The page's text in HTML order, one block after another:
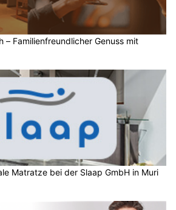
– Familienfreundlicher Genuss mit
Matratze bei der Slaap GmbH in Muri